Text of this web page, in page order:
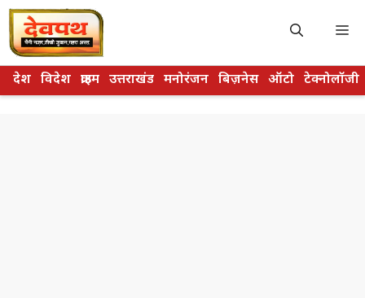
Skip
to
content
देश विदेश क्राइम उत्तराखंड मनोरंजन बिज़नेस ऑटो टेक्नोलॉजी